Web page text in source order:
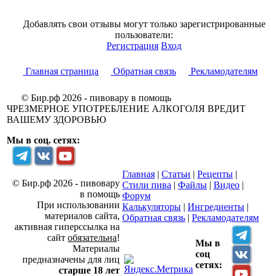
Добавлять свои отзывы могут только зарегистрированные
пользователи:
Регистрация Вход
Главная страница Обратная связь Рекламодателям
© Бир.рф 2026 - пивовару в помощь
ЧРЕЗМЕРНОЕ УПОТРЕБЛЕНИЕ АЛКОГОЛЯ ВРЕДИТ
ВАШЕМУ ЗДОРОВЬЮ
Мы в соц. сетях:
© Бир.рф 2026 - пивовару
в помощь
При использовании
материалов сайта,
активная гиперссылка на
сайт обязательна!
Материалы
предназначены для лиц
старше 18 лет
Главная | Статьи | Рецепты |
Стили пива | Файлы | Видео |
Форум
Калькуляторы | Ингредиенты |
Обратная связь | Рекламодателям
Мы в
соц
сетях: